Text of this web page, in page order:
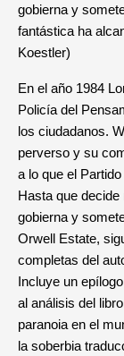
gobierna y
fantástica ha
Koestler)
En el año 1984
Policía del
los ciudadanos.
perverso y su
a lo que el
Hasta que
gobierna y
Orwell Estate,
completas del
Incluye un
al análisis del
paranoia en el
la soberbia